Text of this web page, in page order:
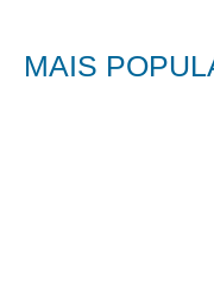
MAIS